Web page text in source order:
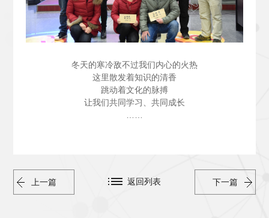
冬天的寒冷敌不过我们内心的火热
这里散发着知识的清香
跳动着文化的脉搏
让我们共同学习、共同成长
上一篇 下一篇
返回列表